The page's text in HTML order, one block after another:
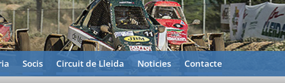
Socis Circuit de Lleida Noticies Contacte